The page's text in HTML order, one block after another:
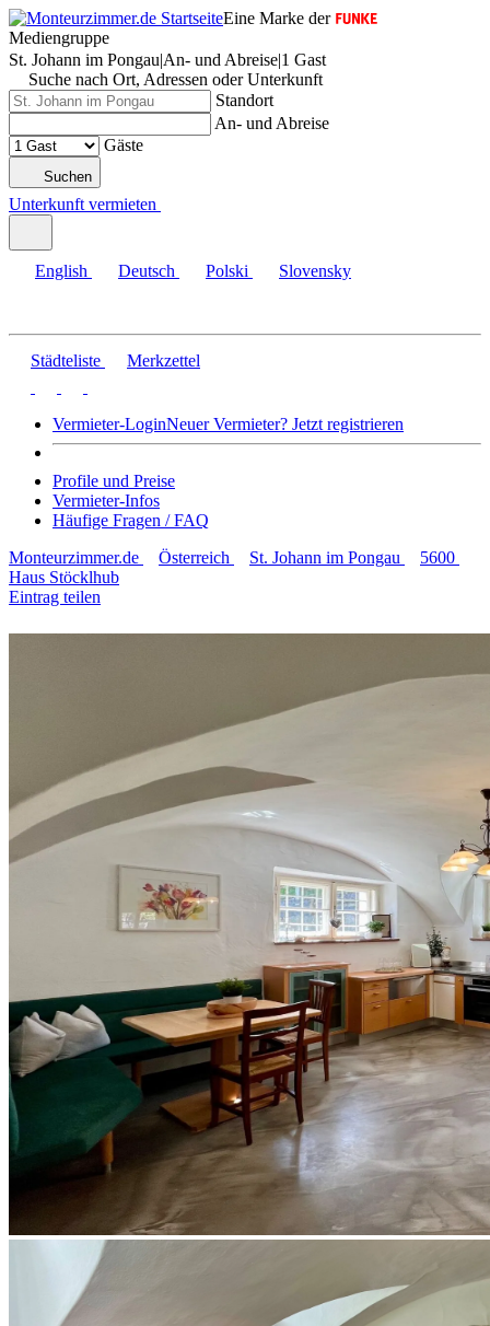
Eine Marke der
Mediengruppe
St. Johann im Pongau|An- und Abreise|1 Gast
Suche nach Ort, Adressen oder Unterkunft
Standort
An- und Abreise
Gäste
Suchen
Unterkunft vermieten
English Deutsch Polski Slovensky
Städteliste Merkzettel
Vermieter-LoginNeuer Vermieter? Jetzt registrieren
Profile und Preise
Vermieter-Infos
Häufige Fragen / FAQ
Monteurzimmer.de
Österreich St. Johann im Pongau
5600
Haus Stöcklhub
Eintrag teilen